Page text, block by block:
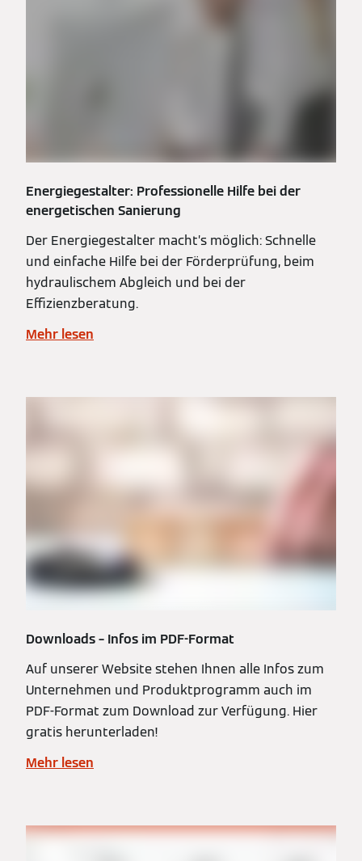
Energiegestalter: Professionelle Hilfe bei der
energetischen Sanierung
Der Energiegestalter macht’s möglich: Schnelle
und einfache Hilfe bei der Förderprüfung, beim
hydraulischem Abgleich und bei der
Effizienzberatung.
Mehr lesen
Downloads – Infos im PDF-Format
Auf unserer Website stehen Ihnen alle Infos zum
Unternehmen und Produktprogramm auch im
PDF-Format zum Download zur Verfügung. Hier
gratis herunterladen!
Mehr lesen